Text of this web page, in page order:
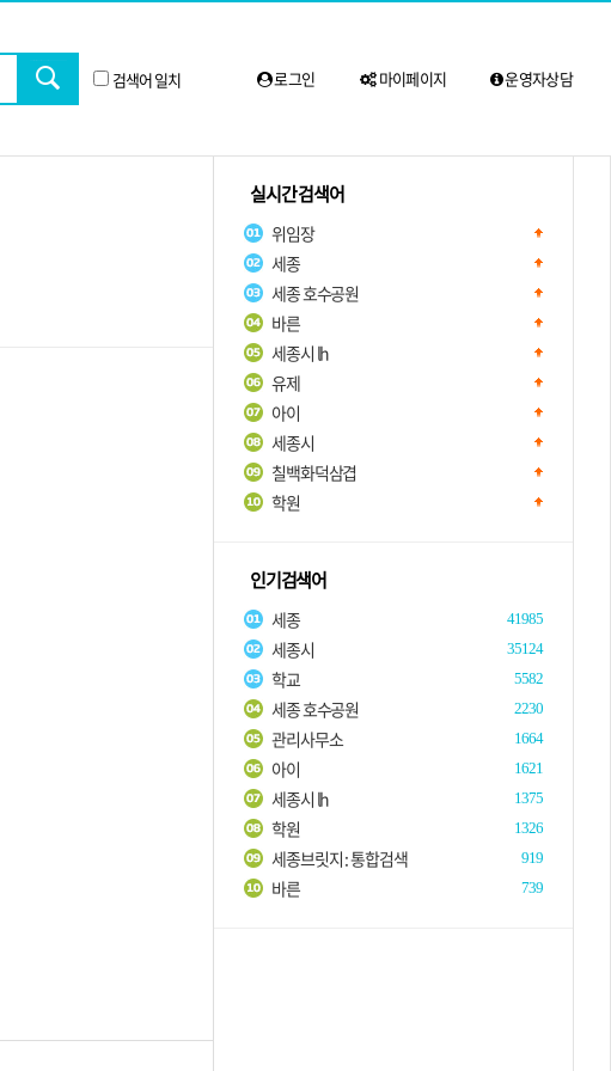
검색어 일치 로그인 마이페이지 운영자상담
실시간 검색어
위임장
세종
세종 호수공원
바른
세종시 lh
유제
아이
세종시
칠백화덕삼겹
학원
인기검색어
세종 41985
세종시 35124
학교 5582
세종 호수공원 2230
관리사무소 1664
아이 1621
세종시 lh 1375
학원 1326
세종브릿지 : 통합검색 919
바른 739